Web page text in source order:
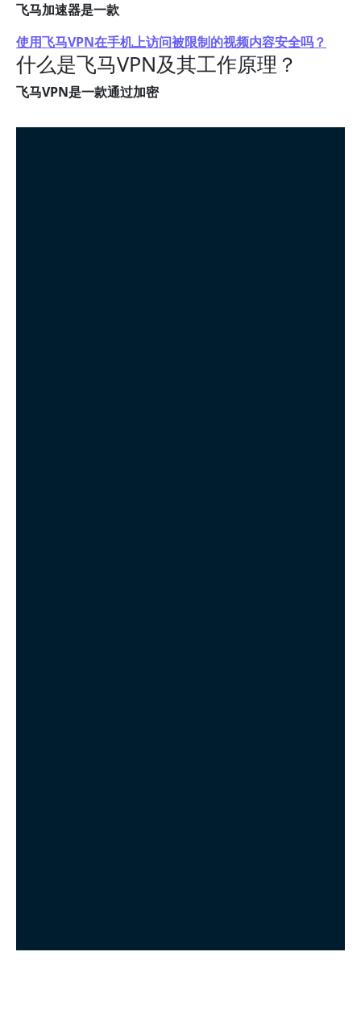
飞马加速器是一款
使用飞马VPN在手机上访问被限制的视频内容安全吗？
什么是飞马VPN及其工作原理？
飞马VPN是一款通过加密